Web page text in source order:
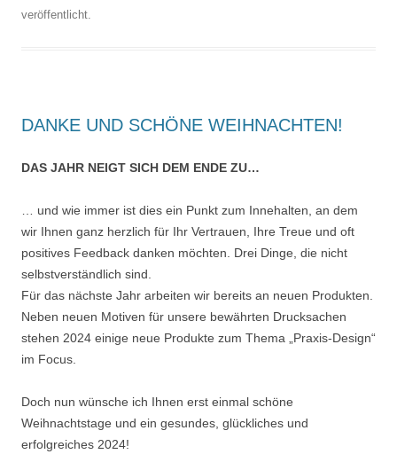
veröffentlicht.
DANKE UND SCHÖNE WEIHNACHTEN!
DAS JAHR NEIGT SICH DEM ENDE ZU…
… und wie immer ist dies ein Punkt zum Innehalten, an dem
wir Ihnen ganz herzlich für Ihr Vertrauen, Ihre Treue und oft
positives Feedback danken möchten. Drei Dinge, die nicht
selbstverständlich sind.
Für das nächste Jahr arbeiten wir bereits an neuen Produkten.
Neben neuen Motiven für unsere bewährten Drucksachen
stehen 2024 einige neue Produkte zum Thema „Praxis-Design“
im Focus.
Doch nun wünsche ich Ihnen erst einmal schöne
Weihnachtstage und ein gesundes, glückliches und
erfolgreiches 2024!